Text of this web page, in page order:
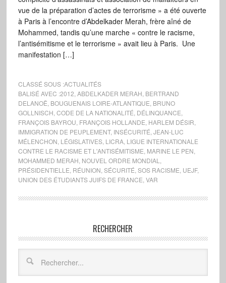
vue de la préparation d’actes de terrorisme » a été ouverte
à Paris à l’encontre d’Abdelkader Merah, frère aîné de
Mohammed, tandis qu’une marche « contre le racisme,
l’antisémitisme et le terrorisme » avait lieu à Paris. Une
manifestation […]
CLASSÉ SOUS :ACTUALITÉS
BALISÉ AVEC :2012 ABDELKADER MERAH BERTRAND
DELANOË BOUGUENAIS LOIRE-ATLANTIQUE BRUNO
GOLLNISCH CODE DE LA NATIONALITÉ DÉLINQUANCE
FRANÇOIS BAYROU FRANÇOIS HOLLANDE HARLEM DÉSIR
IMMIGRATION DE PEUPLEMENT, INSÉCURITÉ JEAN-LUC
MÉLENCHON LÉGISLATIVES, LICRA, LIGUE INTERNATIONALE
CONTRE LE RACISME ET L'ANTISÉMITISME MARINE LE PEN
MOHAMMED MERAH NOUVEL ORDRE MONDIAL
PRÉSIDENTIELLE RÉUNION SÉCURITÉ SOS RACISME UEJF,
UNION DES ÉTUDIANTS JUIFS DE FRANCE VAR
RECHERCHER